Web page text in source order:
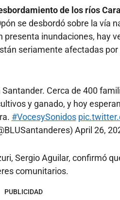
de los ríos
se desbordó sobre la vía
inundaciones, hay
seriamente afectadas por
Cerca de 400
y ganado, y hoy
#VocesySonidos
April 26,
Sergio Aguilar, confirmó
comunitarios.
PUBLICIDAD